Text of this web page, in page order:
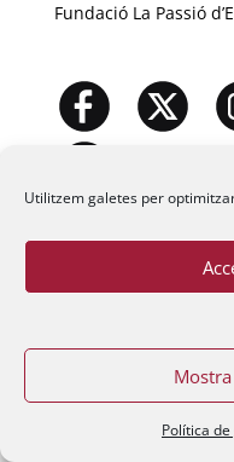
Utilitzem galetes per
Política
Fundació La Passió